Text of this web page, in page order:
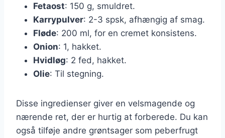
Fetaost: 150 g, smuldret.
Karrypulver: 2-3 spsk, afhængig af smag.
Fløde: 200 ml, for en cremet konsistens.
Onion: 1, hakket.
Hvidløg: 2 fed, hakket.
Olie: Til stegning.
Disse ingredienser giver en velsmagende og
nærende ret, der er hurtig at forberede. Du kan
også tilføje andre grøntsager som peberfrugt